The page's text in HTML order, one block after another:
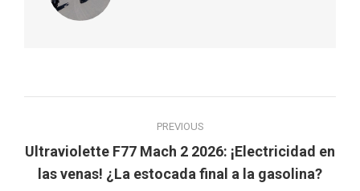
navigation
PREVIOUS
Previous
post:
Ultraviolette F77 Mach 2 2026: ¡Electricidad en
las venas! ¿La estocada final a la gasolina?